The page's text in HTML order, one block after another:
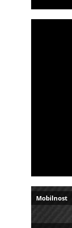
Mobilnost